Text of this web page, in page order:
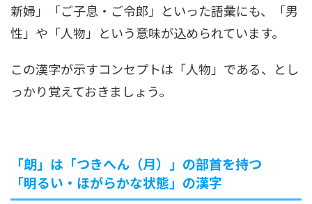
新婦」「ご子息・ご令郎」といった語彙にも、「男
性」や「人物」という意味が込められています。
この漢字が示すコンセプトは「人物」である、とし
っかり覚えておきましょう。
「朗」は「つきへん（月）」の部首を持つ
「明るい・ほがらかな状態」の漢字